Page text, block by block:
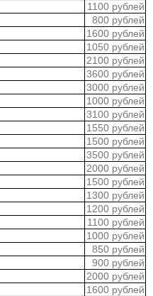
1100 рублей
800 рублей
1600 рублей
1050 рублей
2100 рублей
3600 рублей
3000 рублей
1000 рублей
3100 рублей
1550 рублей
1500 рублей
3500 рублей
2000 рублей
1500 рублей
1300 рублей
1200 рублей
1100 рублей
1000 рублей
850 рублей
900 рублей
2000 рублей
1600 рублей